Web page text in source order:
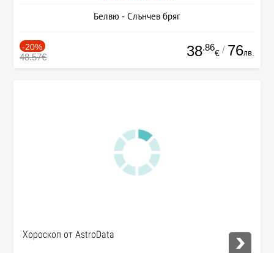
Белвю - Слънчев бряг
-20%
48.57€ 38.86
€ / 76лв.
Хороскоп от AstroData